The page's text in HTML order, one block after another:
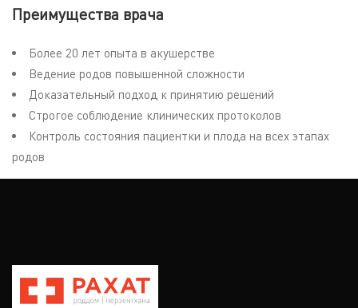
Преимущества врача
Более 20 лет опыта в акушерстве
Ведение родов повышенной сложности
Доказательный подход к принятию решений
Строгое соблюдение клинических протоколов
Контроль состояния пациентки и плода на всех этапах
родов